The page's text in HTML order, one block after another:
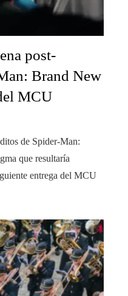
post-
Brand New
MCU
de Spider-Man:
que resultaría
entrega del MCU